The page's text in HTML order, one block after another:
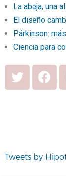
La abeja, una
El diseño
Párkinson:
Ciencia para
Tweets by